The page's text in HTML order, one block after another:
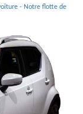
- Notre flotte de